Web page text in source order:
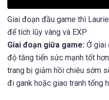
Giai đoạn đầu game thì
để tích lũy vàng và EXP
Giai đoạn giữa game: Ở giai
độ tăng tiến sức mạnh tốt
trang bị giảm hồi chiêu sớm
đi gank hoặc giao tranh tổng